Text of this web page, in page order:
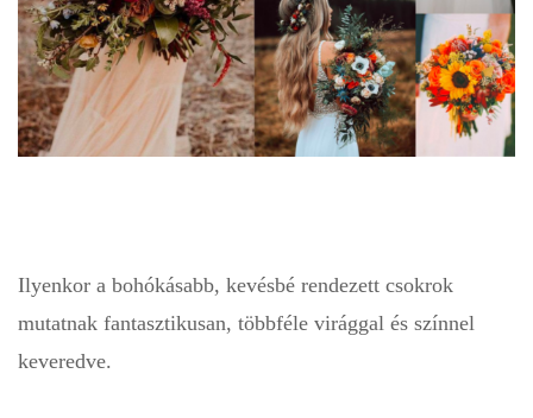
Ilyenkor a bohókásabb, kevésbé rendezett csokrok
mutatnak fantasztikusan, többféle virággal és színnel
keveredve.